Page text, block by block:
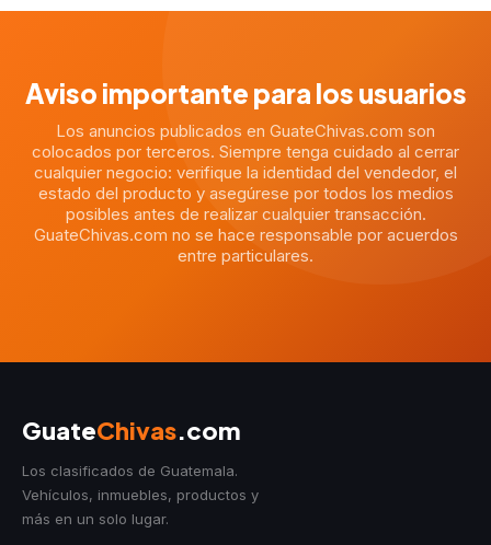
Aviso importante para los usuarios
Los anuncios publicados en GuateChivas.com son
colocados por terceros. Siempre tenga cuidado al cerrar
cualquier negocio: verifique la identidad del vendedor, el
estado del producto y asegúrese por todos los medios
posibles antes de realizar cualquier transacción.
GuateChivas.com no se hace responsable por acuerdos
entre particulares.
GuateChivas.com
Los clasificados de Guatemala.
Vehículos, inmuebles, productos y
más en un solo lugar.